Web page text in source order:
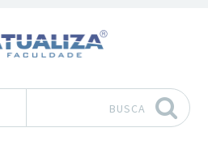
BUSCA